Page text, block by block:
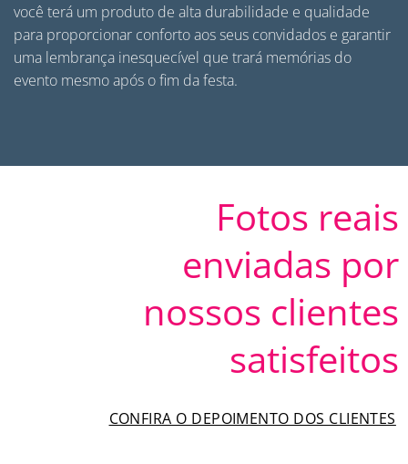
você terá um produto de alta durabilidade e qualidade
para proporcionar conforto aos seus convidados e garantir
uma lembrança inesquecível que trará memórias do
evento mesmo após o fim da festa.
Fotos reais
enviadas por
nossos clientes
satisfeitos
CONFIRA O DEPOIMENTO DOS CLIENTES